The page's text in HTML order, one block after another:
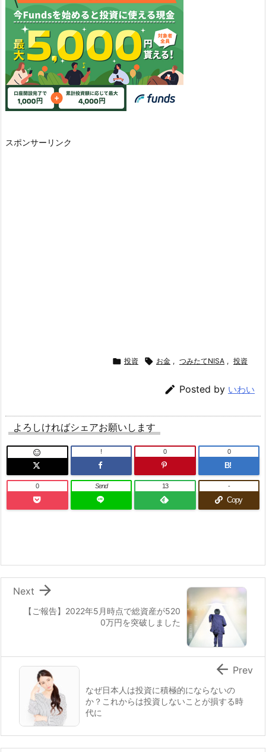
スポンサーリンク
 投資  お金 , つみたてNISA , 投資
 Posted by いわい
よろしければシェアお願いします
 ! 0
B!
0
0 Send 13
Copy
-
【ご報告】2022年5月時点で総資産が520
0万円を突破しました

Next
なぜ日本人は投資に積極的にならないの
か？これからは投資しないことが損する時
代に
 Prev